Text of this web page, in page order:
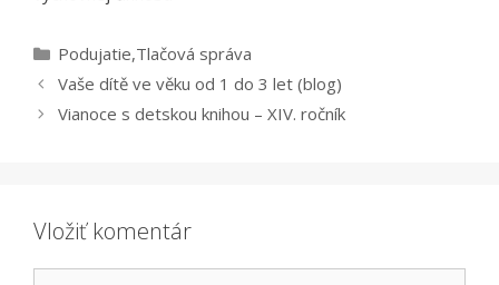
Kategórie
Podujatie,Tlačová správa
Vaše dítě ve věku od 1 do 3 let (blog)
Vianoce s detskou knihou – XIV. ročník
Vložiť komentár